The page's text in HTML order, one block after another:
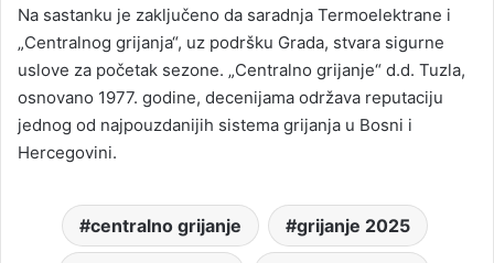
Na sastanku je zaključeno da saradnja Termoelektrane i
„Centralnog grijanja“, uz podršku Grada, stvara sigurne
uslove za početak sezone. „Centralno grijanje“ d.d. Tuzla,
osnovano 1977. godine, decenijama održava reputaciju
jednog od najpouzdanijih sistema grijanja u Bosni i
Hercegovini.
centralno grijanje grijanje 2025